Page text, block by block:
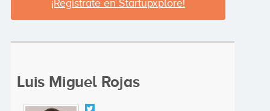
¡Regístrate en Startupxplore!
Luis Miguel Rojas